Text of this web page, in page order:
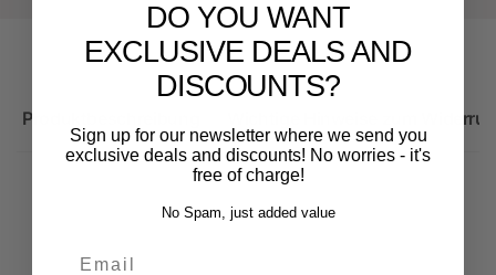
Produktbeschreibung Wichtige Hinweise zum
DO YOU WANT
EXCLUSIVE DEALS AND
DISCOUNTS?
Sign up for our newsletter where we send you
exclusive deals and discounts! No worries - it's
free of charge!
No Spam, just added value